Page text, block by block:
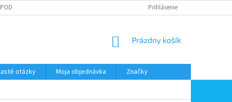
PODMIENKY OOÚ ODSTÚPENIE OD ZMLUVY
Prihlásenie
NÁKUPNÝ
Prázdny košík
otázky Moja objednávka
Značky